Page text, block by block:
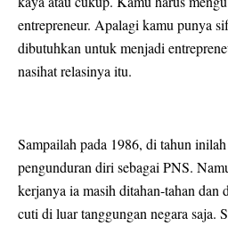
entrepreneur. Apalagi kamu punya
dibutuhkan untuk menjadi
nasihat relasinya itu.
Sampailah pada 1986, di tahun
pengunduran diri sebagai PNS.
kerjanya ia masih ditahan-tahan dan
cuti di luar tanggungan negara saja.